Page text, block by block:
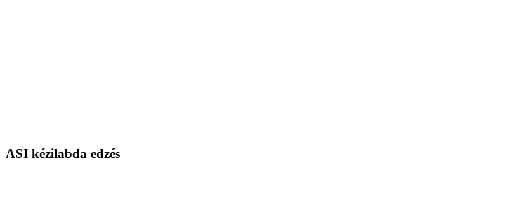
ASI kézilabda edzés